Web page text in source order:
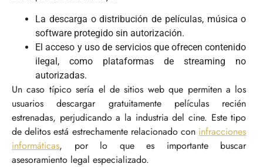
La descarga o distribución de películas, música o
software protegido sin autorización.
El acceso y uso de servicios que ofrecen contenido
ilegal, como plataformas de streaming no
autorizadas.
Un caso típico sería el de sitios web que permiten a los
usuarios descargar gratuitamente películas recién
estrenadas, perjudicando a la industria del cine. Este tipo
de delitos está estrechamente relacionado con infracciones
informáticas, por lo que es importante buscar
asesoramiento legal especializado.